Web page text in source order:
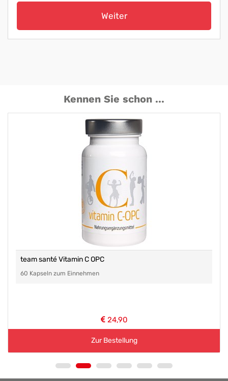
Weiter
Kennen Sie schon ...
team santé Vitamin C OPC
60 Kapseln zum Einnehmen
24,90
Zur Bestellung